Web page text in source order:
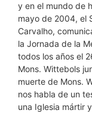
y en el mundo de
mayo de 2004, el
Carvalho,
la Jornada de la
todos los años el
Mons. Wittebols
muerte de Mons.
nos habla de un
una Iglesia mártir